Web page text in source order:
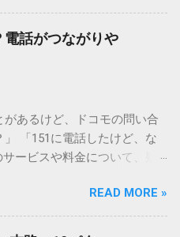
く異なります。そのまま排
なく、ご自宅の排水設備を
危険です。この記事では、
で処分するための手順と、
解説します。 墨汁を「排水
して水です。これらは非常に
ため、下水処理や配管維持
す。 1. 環境への深刻な負荷
子を完全に分解・除去するこ
流し続けると河川や海まで
電話がつながりや
があるけど、ドコモの問い合
「151に電話したけど、な
ービスや料金について、疑
専用電話番号「151」ですよ
まで 営業しているの？」「
と営業時間がわからず、な
READ MORE »